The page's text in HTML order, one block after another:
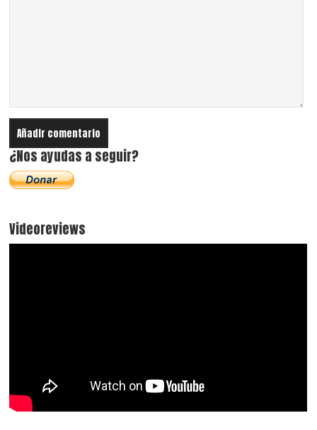
¿Nos ayudas a seguir?
Videoreviews